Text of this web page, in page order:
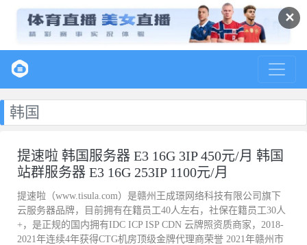
✕
韩国
提速啦 韩国服务器 E3 16G 3IP 450元/月 韩国
站群服务器 E3 16G 253IP 1100元/月
提速啦（www.tisula.com）是赣州王成璟网络科技有限公司旗下
云服务器品牌，目前拥有在籍员工40人左右，社保在籍员工30人
+，是正规的国内拥有IDC ICP ISP CDN 云牌照资质商家，2018-
2021年连续4年获得CTG机房顶级金牌代理商荣誉 2021年赣州市